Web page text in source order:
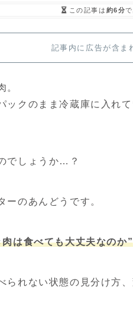
この記事は 約6分
記事内に広告が含ま
。
ックのまま冷蔵庫に入れ
でしょうか…？
ーのあんどうです。
は食べても大丈夫なのか”
られない状態の見分け方